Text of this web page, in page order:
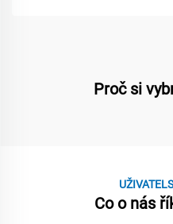
Proč si
Co o nás